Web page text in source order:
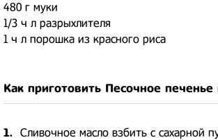
480 г муки
1/3 ч л разрыхлителя
1 ч л порошка из красного риса
Как приготовить Песочное
1. Сливочное масло взбить с сахарной